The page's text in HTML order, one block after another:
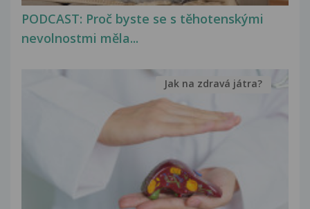
PODCAST: Proč byste se s těhotenskými
nevolnostmi měla...
Jak na zdravá játra?